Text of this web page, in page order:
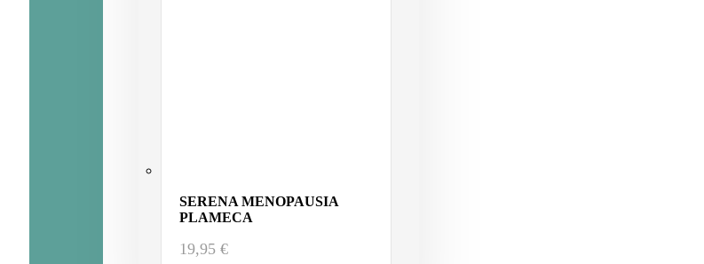
SERENA MENOPAUSIA
PLAMECA
19,95 €